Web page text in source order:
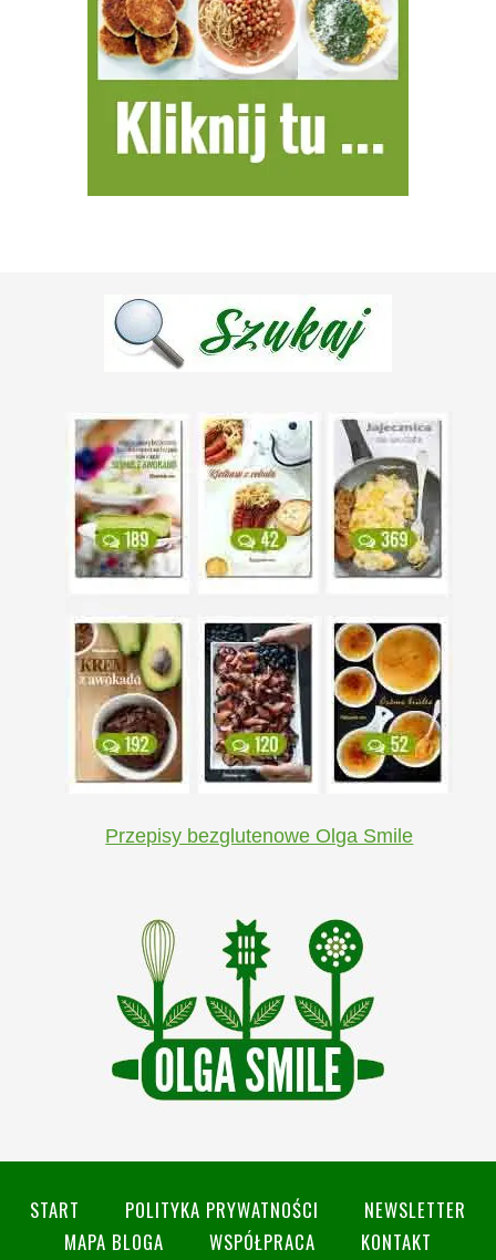
Przepisy bezglutenowe Olga Smile
START POLITYKA PRYWATNOŚCI
NEWSLETTER
MAPA BLOGA
WSPÓŁPRACA
KONTAKT